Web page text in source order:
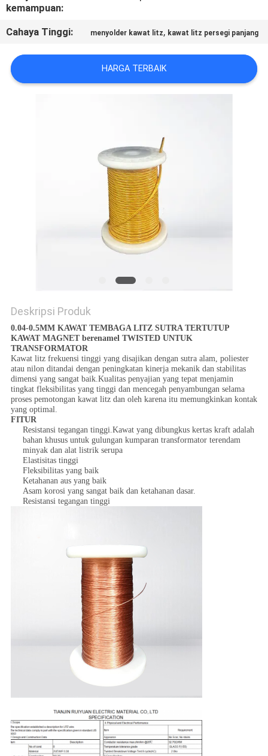
REQUEST
SUATU
kemampuan:
Cahaya Tinggi: menyolder kawat litz, kawat litz persegi panjang
HARGA TERBAIK
Deskripsi Produk
0.04-0.5MM KAWAT TEMBAGA LITZ SUTRA TERTUTUP
KAWAT MAGNET berenamel TWISTED UNTUK
TRANSFORMATOR
Kawat litz frekuensi tinggi yang disajikan dengan sutra alam, poliester
atau nilon ditandai dengan peningkatan kinerja mekanik dan stabilitas
dimensi yang sangat baik.Kualitas penyajian yang tepat menjamin
tingkat fleksibilitas yang tinggi dan mencegah penyambungan selama
proses pemotongan kawat litz dan oleh karena itu memungkinkan kontak
yang optimal.
FITUR
Resistansi tegangan tinggi.Kawat yang dibungkus kertas kraft adalah
bahan khusus untuk gulungan kumparan transformator terendam
minyak dan alat listrik serupa
Elastisitas tinggi
Fleksibilitas yang baik
Ketahanan aus yang baik
Asam korosi yang sangat baik dan ketahanan dasar.
Resistansi tegangan tinggi